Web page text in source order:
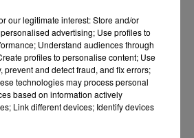
5 min 30 sec
our legitimate interest: Store and/or
advertising; Use profiles to
Understand audiences through
profiles to personalise content; Use
and detect fraud, and fix errors;
technologies may process personal
based on information actively
Link different devices; Identify devices